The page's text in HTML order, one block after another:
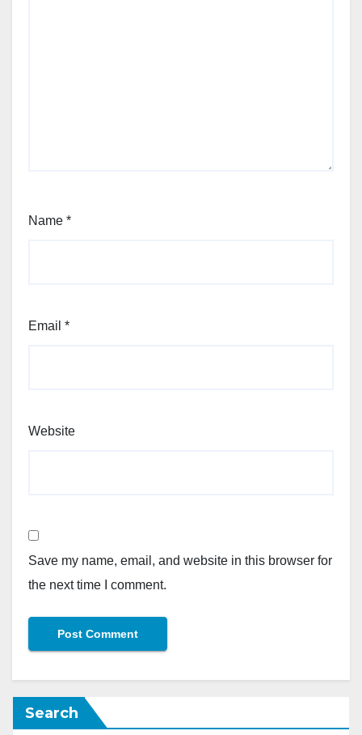
Name *
Email *
Website
Save my name, email, and website in this browser for
the next time I comment.
Search